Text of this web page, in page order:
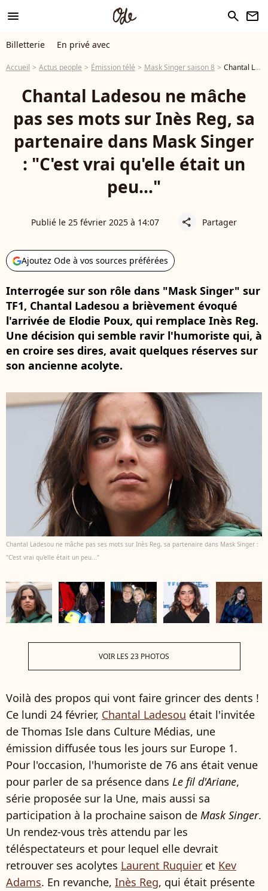
menu search newsletter
Billetterie En privé avec
Accueil Actus people Émission télé Mask Singer saison 8 Chantal Ladesou ne mâche pas ses mots sur Inès Reg, sa partenaire dans Mask Singer : "C'est vrai qu'elle était un peu..."
Chantal Ladesou ne mâche
pas ses mots sur Inès Reg, sa
partenaire dans Mask Singer
: "C'est vrai qu'elle était un
peu..."
Publié le 25 février 2025 à 14:07 share Partager
Ajoutez Ode à vos sources préférées
Interrogée sur son rôle dans "Mask Singer" sur
TF1, Chantal Ladesou a brièvement évoqué
l'arrivée de Elodie Poux, qui remplace Inès Reg.
Une décision qui semble ravir l'humoriste qui, à
en croire ses dires, avait quelques réserves sur
son ancienne acolyte.
Chantal Ladesou ne mâche pas ses mots sur Inès Reg, sa partenaire dans Mask Singer :
"C'est vrai qu'elle était un peu..."
VOIR LES 23 PHOTOS
Voilà des propos qui vont faire grincer des dents !
Ce lundi 24 février, Chantal Ladesou était l'invitée
de Thomas Isle dans Culture Médias, une
émission diffusée tous les jours sur Europe 1.
Pour l'occasion, l'humoriste de 76 ans était venue
pour parler de sa présence dans Le fil d'Ariane,
série proposée sur la Une, mais aussi sa
participation à la prochaine saison de Mask Singer.
Un rendez-vous très attendu par les
téléspectateurs et pour lequel elle devrait
retrouver ses acolytes Laurent Ruquier et Kev
Adams. En revanche, Inès Reg, qui était présente